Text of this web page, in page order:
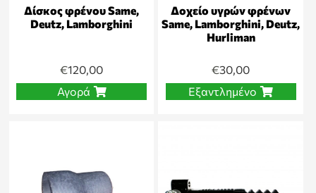
Δίσκος φρένου Same,
Deutz, Lamborghini
€120,00
Αγορά
Δοχείο υγρών φρένων
Same, Lamborghini, Deutz,
Hurliman
€30,00
Εξαντλημένο